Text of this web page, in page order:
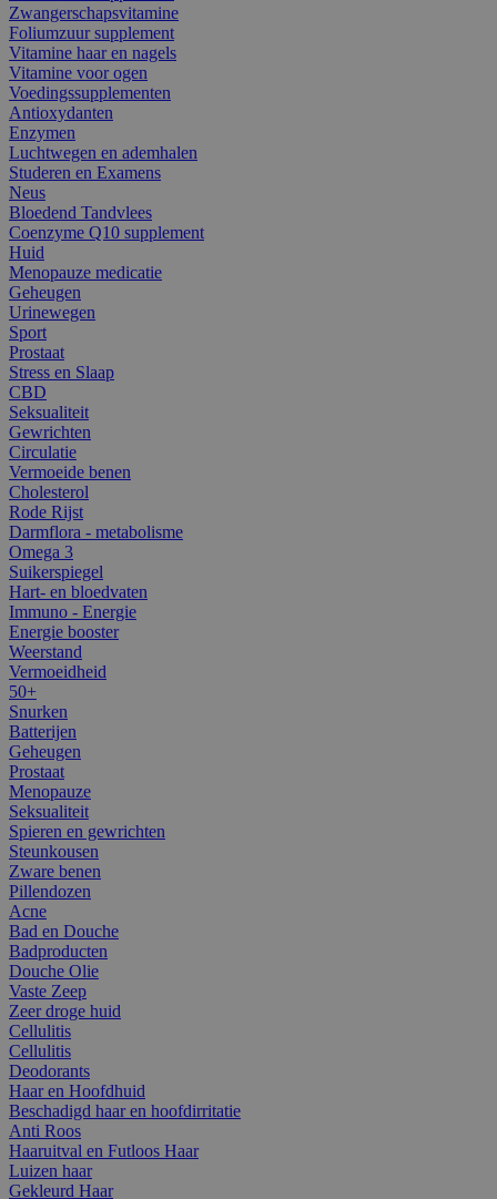
Zwangerschapsvitamine
Foliumzuur supplement
Vitamine haar en nagels
Vitamine voor ogen
Voedingssupplementen
Antioxydanten
Enzymen
Luchtwegen en ademhalen
Studeren en Examens
Neus
Bloedend Tandvlees
Coenzyme Q10 supplement
Huid
Menopauze medicatie
Geheugen
Urinewegen
Sport
Prostaat
Stress en Slaap
CBD
Seksualiteit
Gewrichten
Circulatie
Vermoeide benen
Cholesterol
Rode Rijst
Darmflora - metabolisme
Omega 3
Suikerspiegel
Hart- en bloedvaten
Immuno - Energie
Energie booster
Weerstand
Vermoeidheid
50+
Snurken
Batterijen
Geheugen
Prostaat
Menopauze
Seksualiteit
Spieren en gewrichten
Steunkousen
Zware benen
Pillendozen
Acne
Bad en Douche
Badproducten
Douche Olie
Vaste Zeep
Zeer droge huid
Cellulitis
Cellulitis
Deodorants
Haar en Hoofdhuid
Beschadigd haar en hoofdirritatie
Anti Roos
Haaruitval en Futloos Haar
Luizen haar
Gekleurd Haar